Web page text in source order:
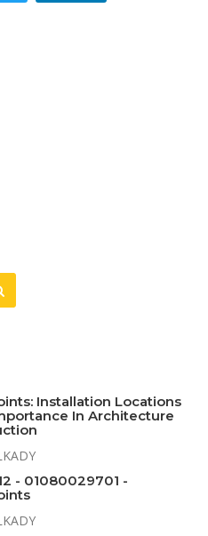
Installation Locations
In Architecture
- 01080029701 -